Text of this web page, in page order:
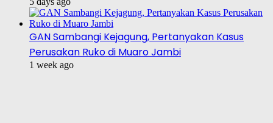
GAN Sambangi Kejagung, Pertanyakan Kasus
Perusakan Ruko di Muaro Jambi
1 week ago